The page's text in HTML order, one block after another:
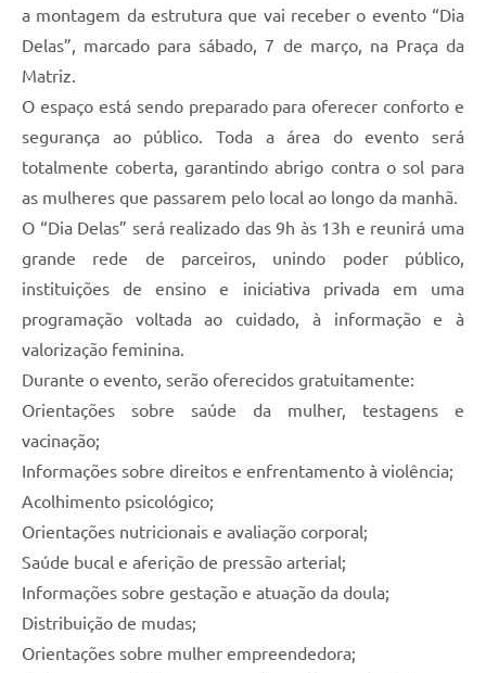
Jornal
Agenda
Diário Oficial
Editais
a montagem da estrutura que vai receber o evento “Dia
Delas”, marcado para sábado, 7 de março, na Praça da
Matriz.
O espaço está sendo preparado para oferecer conforto e
segurança ao público. Toda a área do evento será
totalmente coberta, garantindo abrigo contra o sol para
as mulheres que passarem pelo local ao longo da manhã.
O “Dia Delas” será realizado das 9h às 13h e reunirá uma
grande rede de parceiros, unindo poder público,
instituições de ensino e iniciativa privada em uma
programação voltada ao cuidado, à informação e à
valorização feminina.
Durante o evento, serão oferecidos gratuitamente:
Orientações sobre saúde da mulher, testagens e
vacinação;
Informações sobre direitos e enfrentamento à violência;
Acolhimento psicológico;
Orientações nutricionais e avaliação corporal;
Saúde bucal e aferição de pressão arterial;
Informações sobre gestação e atuação da doula;
Distribuição de mudas;
Orientações sobre mulher empreendedora;